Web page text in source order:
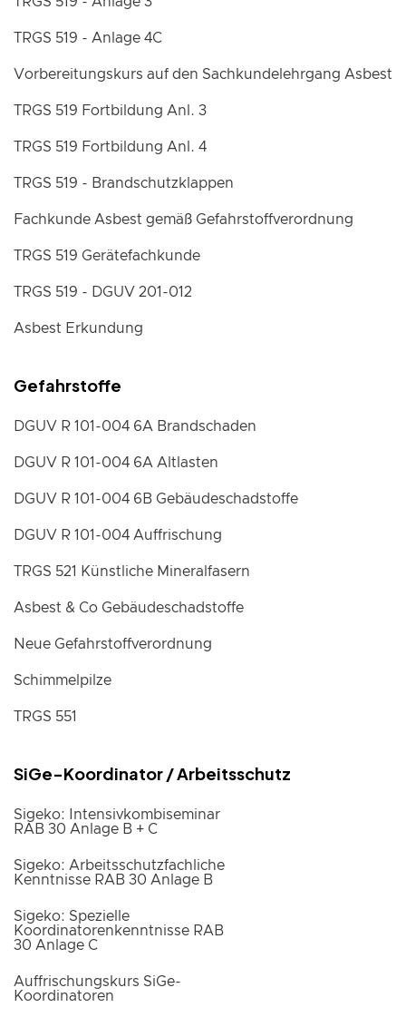
TRGS 519 - Anlage 4C
Vorbereitungskurs auf den Sachkundelehrgang Asbest
TRGS 519 Fortbildung Anl. 3
TRGS 519 Fortbildung Anl. 4
TRGS 519 - Brandschutzklappen
Fachkunde Asbest gemäß Gefahrstoffverordnung
TRGS 519 Gerätefachkunde
TRGS 519 - DGUV 201-012
Asbest Erkundung
Gefahrstoffe
DGUV R 101-004 6A Brandschaden
DGUV R 101-004 6A Altlasten
DGUV R 101-004 6B Gebäudeschadstoffe
DGUV R 101-004 Auffrischung
TRGS 521 Künstliche Mineralfasern
Asbest & Co Gebäudeschadstoffe
Neue Gefahrstoffverordnung
Schimmelpilze
TRGS 551
SiGe-Koordinator / Arbeitsschutz
Sigeko: Intensivkombiseminar
RAB 30 Anlage B + C
Sigeko: Arbeitsschutzfachliche
Kenntnisse RAB 30 Anlage B
Sigeko: Spezielle
Koordinatorenkenntnisse RAB
30 Anlage C
Auffrischungskurs SiGe-
Koordinatoren